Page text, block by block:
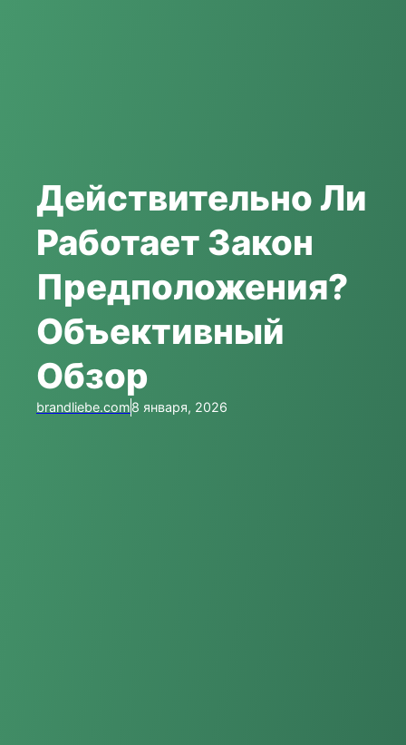
Действительно Ли
Работает Закон
Предположения?
Объективный
Обзор
brandliebe.com8 января, 2026